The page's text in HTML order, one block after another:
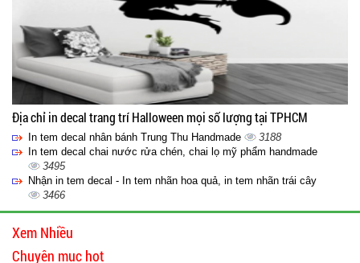
Địa chỉ in decal trang trí Halloween mọi số lượng tại TPHCM
In tem decal nhân bánh Trung Thu Handmade
3188
In tem decal chai nước rửa chén, chai lọ mỹ phẩm handmade
3495
Nhận in tem decal - In tem nhãn hoa quả, in tem nhãn trái cây
3466
Xem Nhiều
Chuyên mục hot